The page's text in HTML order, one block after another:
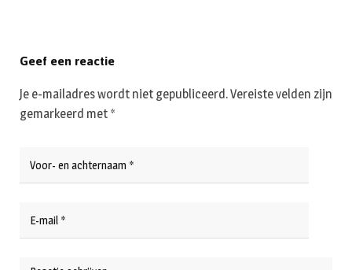
Geef een reactie
Je e-mailadres wordt niet gepubliceerd.Vereiste velden zijn
gemarkeerd met *